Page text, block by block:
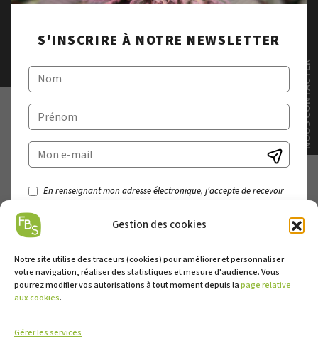
Gestion des cookies
Notre site utilise des traceurs (cookies) pour améliorer et personnaliser
votre navigation, réaliser des statistiques et mesure d'audience. Vous
pourrez modifier vos autorisations à tout moment depuis lapage relative
aux cookies.
Gérer les services
S'INSCRIRE À NOTRE NEWSLETTER
En renseignant mon adresse électronique, j'accepte de recevoir
Vous pouvez vous désinscrire à tout moment à l'aide des liens de
désiscription ou en nous contactant.
NOUS CONTACTER